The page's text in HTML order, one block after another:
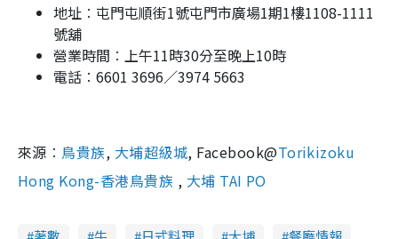
地址︰屯門屯順街1號屯門市廣場1期1樓1108-1111
號舖
營業時間︰上午11時30分至晚上10時
電話︰6601 3696／3974 5663
來源︰ 鳥貴族, 大埔超級城, Facebook@Torikizoku
Hong Kong-香港鳥貴族 , 大埔 TAI PO